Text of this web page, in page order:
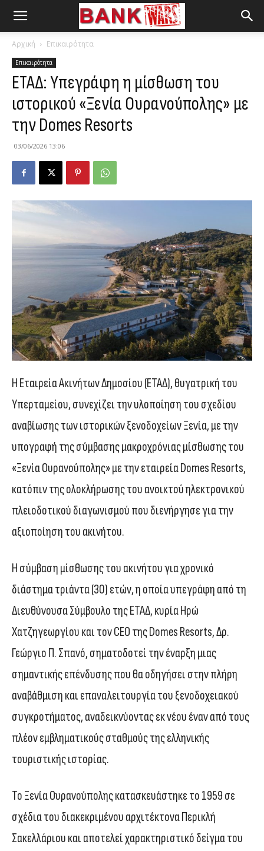
Αρχική Επικαιρότητα
Επικαιρότητα
ΕΤΑΔ: Υπεγράφη η μίσθωση του
ιστορικού «Ξενία Ουρανούπολης» με
την Domes Resorts
03/06/2026 13:06
Η Εταιρεία Ακινήτων Δημοσίου (ΕΤΑΔ), θυγατρική του
Υπερταμείου, συνεχίζει την υλοποίηση του σχεδίου
αναβίωσης των ιστορικών ξενοδοχείων Ξενία, με την
υπογραφή της σύμβασης μακροχρόνιας μίσθωσης του
«Ξενία Ουρανούπολης» με την εταιρεία Domes Resorts,
κατόπιν της ολοκλήρωσης του ανοικτού ηλεκτρονικού
πλειοδοτικού διαγωνισμού που διενήργησε για την
αξιοποίηση του ακινήτου.
Η σύμβαση μίσθωσης του ακινήτου για χρονικό
διάστημα τριάντα (30) ετών, η οποία υπεγράφη από τη
Διευθύνουσα Σύμβουλο της ΕΤΑΔ, κυρία Ηρώ
Χατζηγεωργίου και τον CEO της Domes Resorts, Δρ.
Γεώργιο Π. Σπανό, σηματοδοτεί την έναρξη μιας
σημαντικής επένδυσης που θα οδηγήσει στην πλήρη
αναβάθμιση και επαναλειτουργία του ξενοδοχειακού
συγκροτήματος, αναδεικνύοντας εκ νέου έναν από τους
πλέον εμβληματικούς σταθμούς της ελληνικής
τουριστικής ιστορίας.
Το Ξενία Ουρανούπολης κατασκευάστηκε το 1959 σε
σχέδια του διακεκριμένου αρχιτέκτονα Περικλή
Σακελλάριου και αποτελεί χαρακτηριστικό δείγμα του